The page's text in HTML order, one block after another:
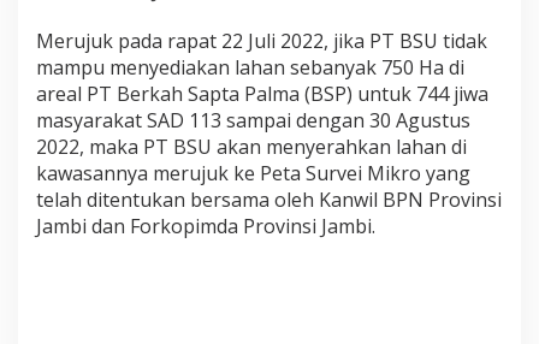
o
k
7
5
H
e
k
t
Merujuk pada rapat 22 Juli 2022, jika PT BSU tidak
mampu menyediakan lahan sebanyak 750 Ha di
areal PT Berkah Sapta Palma (BSP) untuk 744 jiwa
masyarakat SAD 113 sampai dengan 30 Agustus
2022, maka PT BSU akan menyerahkan lahan di
kawasannya merujuk ke Peta Survei Mikro yang
telah ditentukan bersama oleh Kanwil BPN Provinsi
Jambi dan Forkopimda Provinsi Jambi.